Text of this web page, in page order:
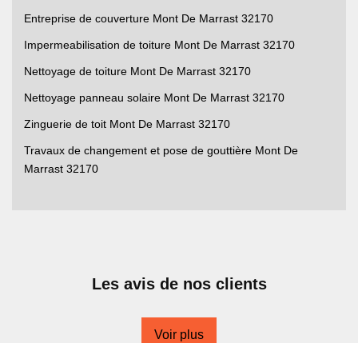
Entreprise de couverture Mont De Marrast 32170
Impermeabilisation de toiture Mont De Marrast 32170
Nettoyage de toiture Mont De Marrast 32170
Nettoyage panneau solaire Mont De Marrast 32170
Zinguerie de toit Mont De Marrast 32170
Travaux de changement et pose de gouttière Mont De
Marrast 32170
Les avis de nos clients
Voir plus